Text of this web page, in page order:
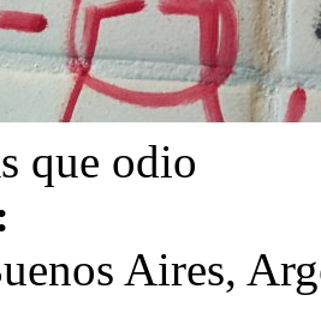
que odio
Aires,